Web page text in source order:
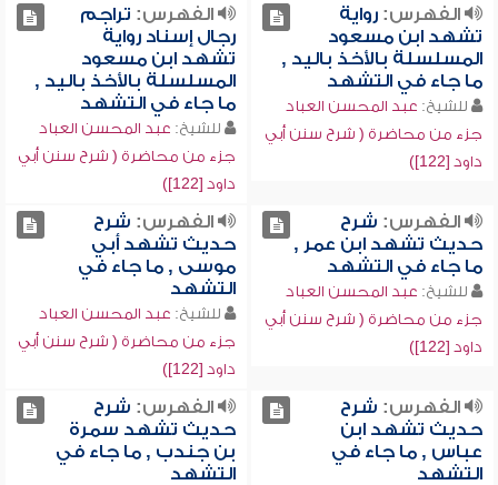
الفهرس:رواية
تشهد ابن مسعود
المسلسلة بالأخذ باليد ,
ما جاء في التشهد
للشيخ: عبد المحسن العباد
جزء من محاضرة ( شرح سنن أبي
داود [122])
الفهرس: تراجم
رجال إسناد رواية
تشهد ابن مسعود
المسلسلة بالأخذ باليد ,
ما جاء في التشهد
للشيخ: عبد المحسن العباد
جزء من محاضرة ( شرح سنن أبي
داود [122])
الفهرس: شرح
حديث تشهد ابن عمر ,
ما جاء في التشهد
للشيخ: عبد المحسن العباد
جزء من محاضرة ( شرح سنن أبي
داود [122])
الفهرس: شرح
حديث تشهد أبي
موسى , ما جاء في
التشهد
للشيخ: عبد المحسن العباد
جزء من محاضرة ( شرح سنن أبي
داود [122])
الفهرس: شرح
حديث تشهد ابن
عباس , ما جاء في
التشهد
الفهرس: شرح
حديث تشهد سمرة
بن جندب , ما جاء في
التشهد